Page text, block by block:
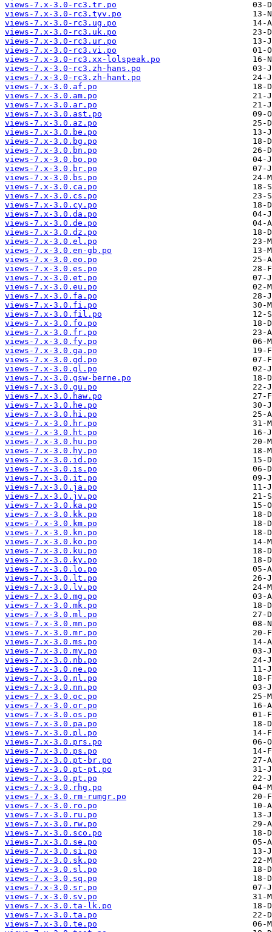
views-7.x-3.0-rc3.tr.po
views-7.x-3.0-rc3.tyv.po
views-7.x-3.0-rc3.ug.po
views-7.x-3.0-rc3.uk.po
views-7.x-3.0-rc3.ur.po
views-7.x-3.0-rc3.vi.po
views-7.x-3.0-rc3.xx-lolspeak.po
views-7.x-3.0-rc3.zh-hans.po
views-7.x-3.0-rc3.zh-hant.po
views-7.x-3.0.af.po
views-7.x-3.0.am.po
views-7.x-3.0.ar.po
views-7.x-3.0.ast.po
views-7.x-3.0.az.po
views-7.x-3.0.be.po
views-7.x-3.0.bg.po
views-7.x-3.0.bn.po
views-7.x-3.0.bo.po
views-7.x-3.0.br.po
views-7.x-3.0.bs.po
views-7.x-3.0.ca.po
views-7.x-3.0.cs.po
views-7.x-3.0.cy.po
views-7.x-3.0.da.po
views-7.x-3.0.de.po
views-7.x-3.0.dz.po
views-7.x-3.0.el.po
views-7.x-3.0.en-gb.po
views-7.x-3.0.eo.po
views-7.x-3.0.es.po
views-7.x-3.0.et.po
views-7.x-3.0.eu.po
views-7.x-3.0.fa.po
views-7.x-3.0.fi.po
views-7.x-3.0.fil.po
views-7.x-3.0.fo.po
views-7.x-3.0.fr.po
views-7.x-3.0.fy.po
views-7.x-3.0.ga.po
views-7.x-3.0.gd.po
views-7.x-3.0.gl.po
views-7.x-3.0.gsw-berne.po
views-7.x-3.0.gu.po
views-7.x-3.0.haw.po
views-7.x-3.0.he.po
views-7.x-3.0.hi.po
views-7.x-3.0.hr.po
views-7.x-3.0.ht.po
views-7.x-3.0.hu.po
views-7.x-3.0.hy.po
views-7.x-3.0.id.po
views-7.x-3.0.is.po
views-7.x-3.0.it.po
views-7.x-3.0.ja.po
views-7.x-3.0.jv.po
views-7.x-3.0.ka.po
views-7.x-3.0.kk.po
views-7.x-3.0.km.po
views-7.x-3.0.kn.po
views-7.x-3.0.ko.po
views-7.x-3.0.ku.po
views-7.x-3.0.ky.po
views-7.x-3.0.lo.po
views-7.x-3.0.lt.po
views-7.x-3.0.lv.po
views-7.x-3.0.mg.po
views-7.x-3.0.mk.po
views-7.x-3.0.ml.po
views-7.x-3.0.mn.po
views-7.x-3.0.mr.po
views-7.x-3.0.ms.po
views-7.x-3.0.my.po
views-7.x-3.0.nb.po
views-7.x-3.0.ne.po
views-7.x-3.0.nl.po
views-7.x-3.0.nn.po
views-7.x-3.0.oc.po
views-7.x-3.0.or.po
views-7.x-3.0.os.po
views-7.x-3.0.pa.po
views-7.x-3.0.pl.po
views-7.x-3.0.prs.po
views-7.x-3.0.ps.po
views-7.x-3.0.pt-br.po
views-7.x-3.0.pt-pt.po
views-7.x-3.0.pt.po
views-7.x-3.0.rhg.po
views-7.x-3.0.rm-rumgr.po
views-7.x-3.0.ro.po
views-7.x-3.0.ru.po
views-7.x-3.0.rw.po
views-7.x-3.0.sco.po
views-7.x-3.0.se.po
views-7.x-3.0.si.po
views-7.x-3.0.sk.po
views-7.x-3.0.sl.po
views-7.x-3.0.sq.po
views-7.x-3.0.sr.po
views-7.x-3.0.sv.po
views-7.x-3.0.ta-lk.po
views-7.x-3.0.ta.po
views-7.x-3.0.te.po